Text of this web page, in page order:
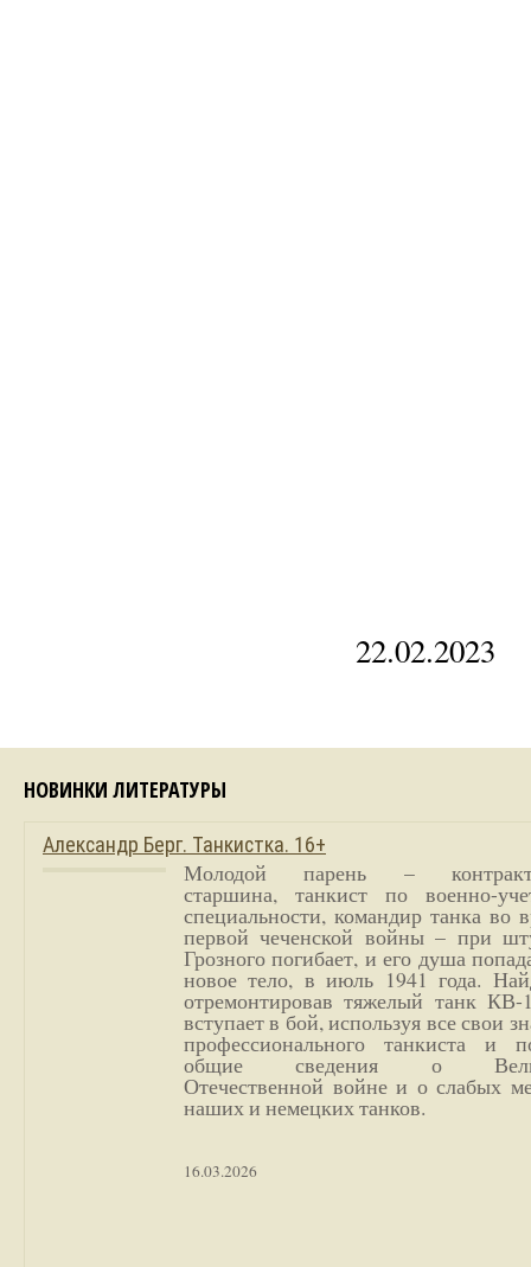
22.02.2023
НОВИНКИ ЛИТЕРАТУРЫ
Александр Берг. Танкистка. 16+
Молодой парень –
старшина, танкист по военно-
специальности, командир танка во
первой чеченской войны – при
Грозного погибает, и его душа
новое тело, в июль 1941 года.
отремонтировав тяжелый танк
вступает в бой, используя все свои
профессионального танкиста и
общие сведения о
Отечественной войне и о слабых
наших и немецких танков.
16.03.2026